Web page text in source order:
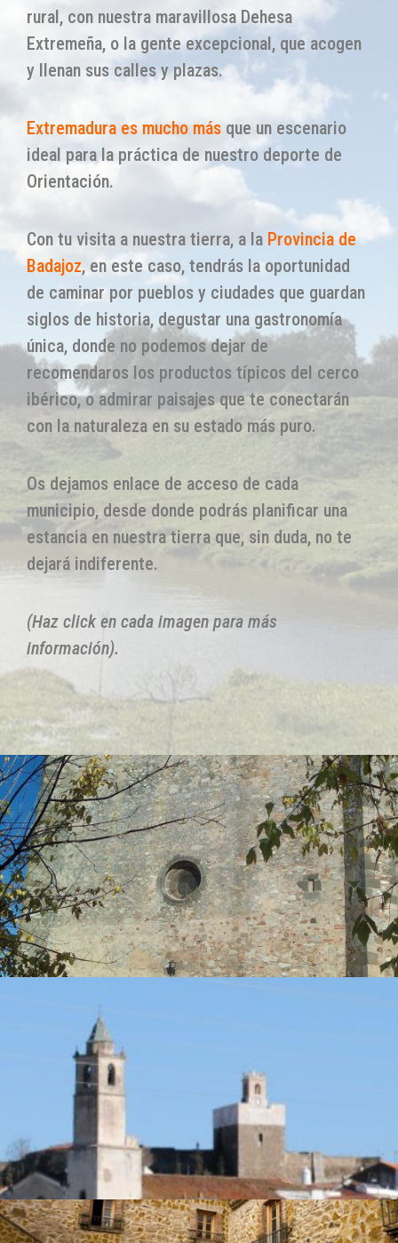
rural, con nuestra maravillosa Dehesa
Extremeña, o la gente excepcional, que acogen
y llenan sus calles y plazas.
Extremadura es mucho más que un escenario
ideal para la práctica de nuestro deporte de
Orientación.
Con tu visita a nuestra tierra, a la Provincia de
Badajoz, en este caso, tendrás la oportunidad
de caminar por pueblos y ciudades que guardan
siglos de historia, degustar una gastronomía
única, donde no podemos dejar de
recomendaros los productos típicos del cerco
ibérico, o admirar paisajes que te conectarán
con la naturaleza en su estado más puro.
Os dejamos enlace de acceso de cada
municipio, desde donde podrás planificar una
estancia en nuestra tierra que, sin duda, no te
dejará indiferente.
(Haz click en cada imagen para más
información).